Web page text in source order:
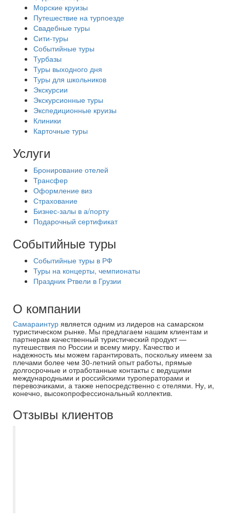
Морские круизы
Путешествие на турпоезде
Свадебные туры
Сити-туры
Событийные туры
Турбазы
Туры выходного дня
Туры для школьников
Экскурсии
Экскурсионные туры
Экспедиционные круизы
Клиники
Карточные туры
Услуги
Бронирование отелей
Трансфер
Оформление виз
Страхование
Бизнес-залы в а/порту
Подарочный сертификат
Событийные туры
Событийные туры в РФ
Туры на концерты, чемпионаты
Праздник Ртвели в Грузии
О компании
Самараинтур является одним из лидеров на самарском
туристическом рынке. Мы предлагаем нашим клиентам и
партнерам качественный туристический продукт —
путешествия по России и всему миру. Качество и
надежность мы можем гарантировать, поскольку имеем за
плечами более чем 30-летний опыт работы, прямые
долгосрочные и отработанные контакты с ведущими
международными и российскими туроператорами и
перевозчиками, а также непосредственно с отелями. Ну, и,
конечно, высокопрофессиональный коллектив.
Отзывы клиентов